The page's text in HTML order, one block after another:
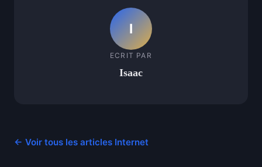
I
ECRIT PAR
Isaac
← Voir tous les articles Internet